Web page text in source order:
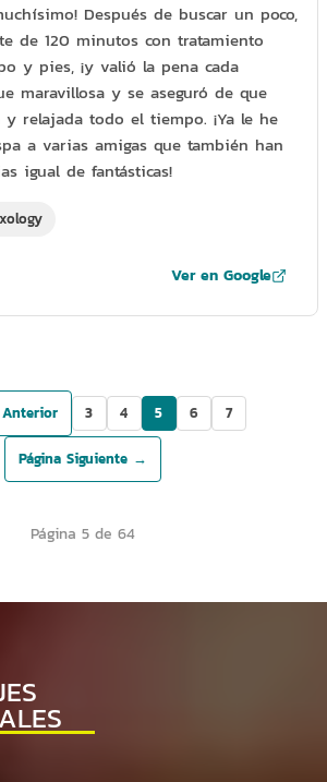
Después de buscar un poco,
de 120 minutos con tratamiento
y pies, ¡y valió la pena cada
maravillosa y se aseguró de que
relajada todo el tiempo. ¡Ya le he
a varias amigas que también han
igual de fantásticas!
Ver en Google
3 4 5 6 7
Página Siguiente →
Página 5 de 64